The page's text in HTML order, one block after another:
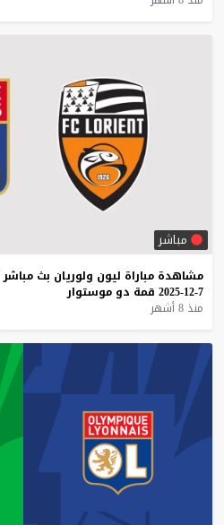
مباشر
مشاهدة مباراة ليون ولوريان بث مباشر
7-12-2025
قمة دو موستوار
منذ 8 أشهر